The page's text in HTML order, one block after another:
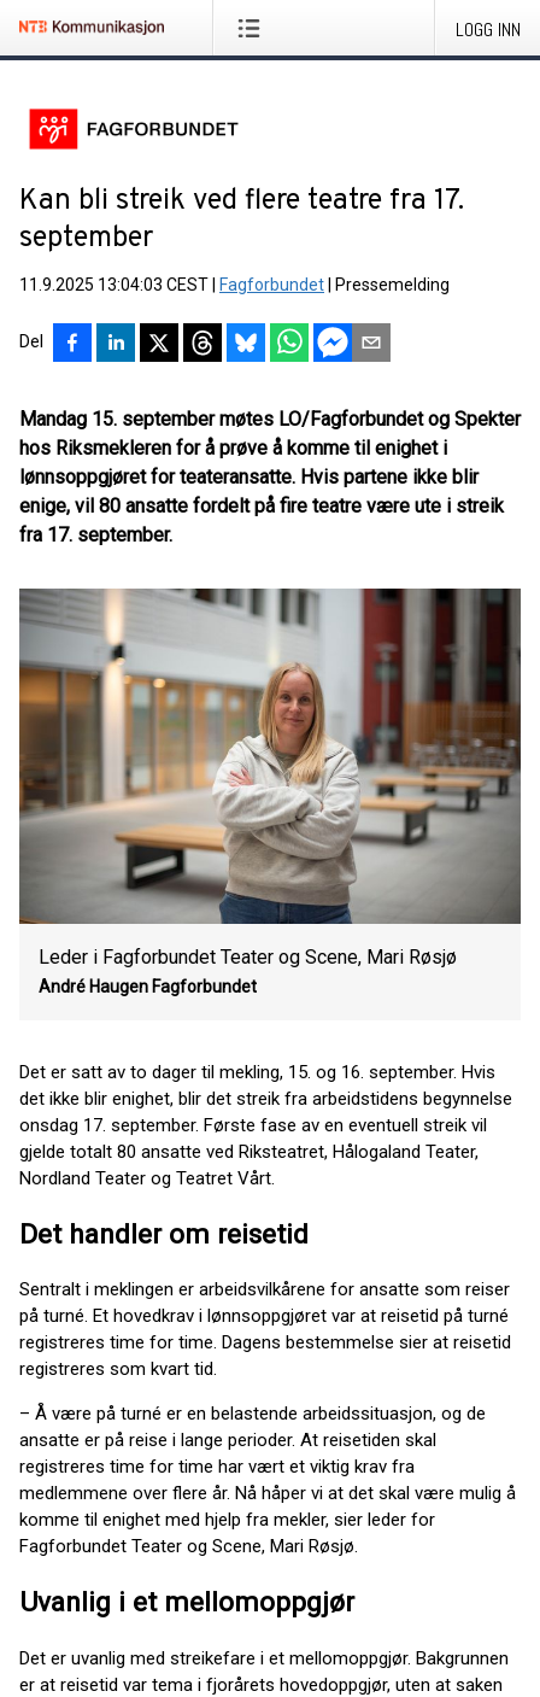
LOGG INN
Kan bli streik ved flere teatre fra 17.
september
11.9.2025 13:04:03 CEST Fagforbundet Pressemelding
Del
Mandag 15. september møtes LO/Fagforbundet og Spekter
hos Riksmekleren for å prøve å komme til enighet i
lønnsoppgjøret for teateransatte. Hvis partene ikke blir
enige, vil 80 ansatte fordelt på fire teatre være ute i streik
fra 17. september.
Leder i Fagforbundet Teater og Scene, Mari Røsjø
André Haugen Fagforbundet
Det er satt av to dager til mekling, 15. og 16. september. Hvis
det ikke blir enighet, blir det streik fra arbeidstidens begynnelse
onsdag 17. september. Første fase av en eventuell streik vil
gjelde totalt 80 ansatte ved Riksteatret, Hålogaland Teater,
Nordland Teater og Teatret Vårt.
Det handler om reisetid
Sentralt i meklingen er arbeidsvilkårene for ansatte som reiser
på turné. Et hovedkrav i lønnsoppgjøret var at reisetid på turné
registreres time for time. Dagens bestemmelse sier at reisetid
registreres som kvart tid.
– Å være på turné er en belastende arbeidssituasjon, og de
ansatte er på reise i lange perioder. At reisetiden skal
registreres time for time har vært et viktig krav fra
medlemmene over flere år. Nå håper vi at det skal være mulig å
komme til enighet med hjelp fra mekler, sier leder for
Fagforbundet Teater og Scene, Mari Røsjø.
Uvanlig i et mellomoppgjør
Det er uvanlig med streikefare i et mellomoppgjør. Bakgrunnen
er at reisetid var tema i fjorårets hovedoppgjør, uten at saken